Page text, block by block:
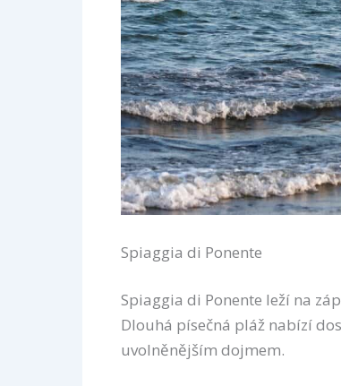
Spiaggia di Ponente
Spiaggia di Ponente leží na
Dlouhá písečná pláž nabízí
uvolněnějším dojmem.